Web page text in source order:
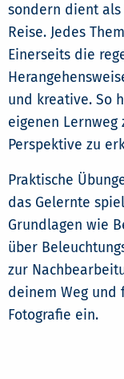
sondern dient als
Reise. Jedes
Einerseits die
und kreative. So
eigenen
Perspektive zu
Praktische
das Gelernte
Grundlagen wie
über
zur
deinem Weg
Fotografie ein.